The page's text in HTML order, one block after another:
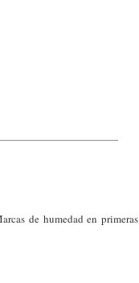
de humedad en primeras